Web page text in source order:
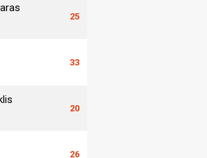
25
33
20
26